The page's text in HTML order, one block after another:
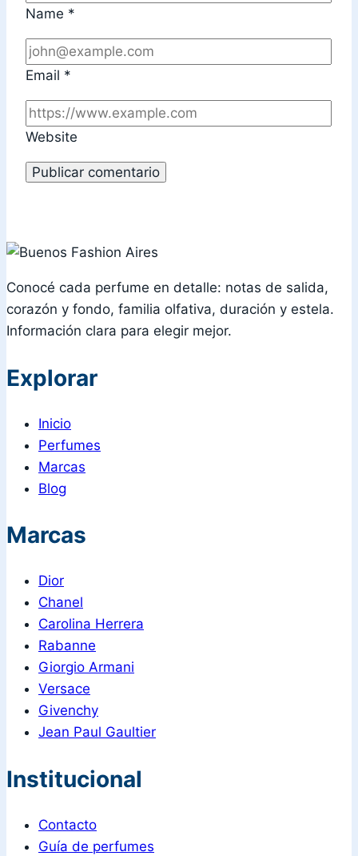
Name *
Email *
Website
Conocé cada perfume en detalle: notas de salida,
corazón y fondo, familia olfativa, duración y estela.
Información clara para elegir mejor.
Explorar
Inicio
Perfumes
Marcas
Blog
Marcas
Dior
Chanel
Carolina Herrera
Rabanne
Giorgio Armani
Versace
Givenchy
Jean Paul Gaultier
Institucional
Contacto
Guía de perfumes